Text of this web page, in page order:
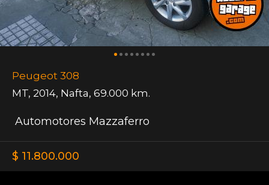
Peugeot 308
MT, 2014, Nafta, 69.000 km.
Automotores Mazzaferro
$ 11.800.000